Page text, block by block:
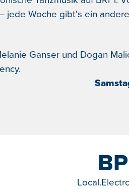
jede Woche gibt's ein
Ganser und Dogan